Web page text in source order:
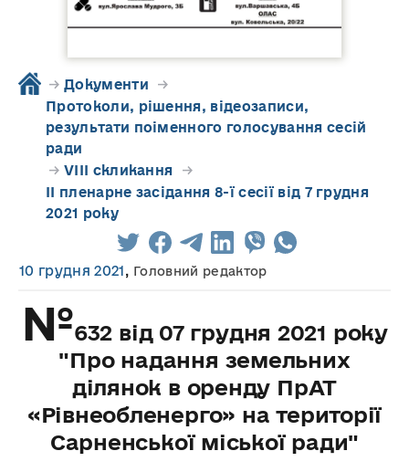
→ Документи →
Протоколи, рішення, відеозаписи,
результати поіменного голосування сесій
ради
→ VIII скликання →
IІ пленарне засідання 8-ї сесії від 7 грудня
2021 року
10 грудня 2021 , Головний редактор
№632 від 07 грудня 2021 року
"Про надання земельних
ділянок в оренду ПрАТ
«Рівнеобленерго» на території
Сарненської міської ради"